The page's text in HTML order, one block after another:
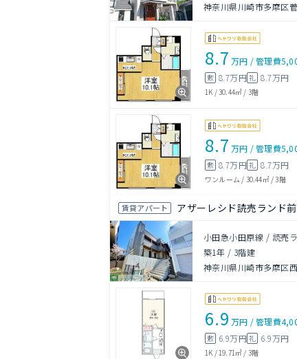
神奈川県川崎市多摩区
8.7 万円 /管理費
敷 8.7万円礼 8.7万円
1K /30.44㎡ / 3階
8.7 万円 /管理費
敷 8.7万円礼 8.7万円
ワンルーム / 30.44㎡/3階
賃貸アパート アザーレシド読売ランド前
小田急小田原線 / 読売
築1年 / 3階建
神奈川県川崎市多摩区
6.9 万円 /管理費
敷 6.9万円礼 6.9万円
1K /19.71㎡ / 3階